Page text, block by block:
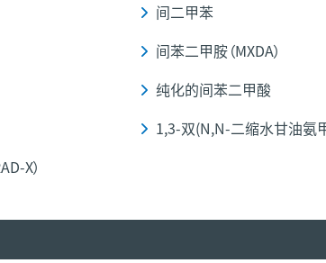
间二甲苯
间苯二甲胺（MXDA）
纯化的间苯二甲酸
1,3-双(N,N-二缩水甘油氨
X）